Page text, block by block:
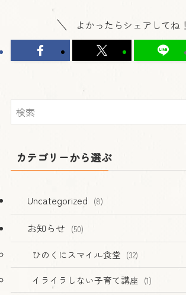
よかったらシェアしてね！
カテゴリーから選ぶ
Uncategorized (8)
お知らせ (50)
ひのくにスマイル食堂 (32)
イライラしない子育て講座 (1)